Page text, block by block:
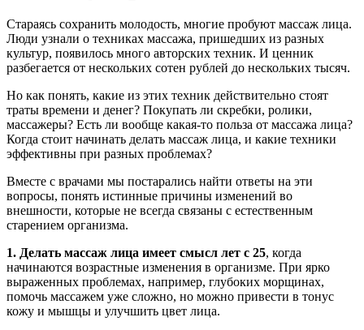
Стараясь сохранить молодость, многие пробуют массаж лица.
Люди узнали о техниках массажа, пришедших из разных
культур, появилось много авторских техник. И ценник
разбегается от нескольких сотен рублей до нескольких тысяч.
Но как понять, какие из этих техник действительно стоят
траты времени и денег? Покупать ли скребки, ролики,
массажеры? Есть ли вообще какая-то польза от массажа лица?
Когда стоит начинать делать массаж лица, и какие техники
эффективны при разных проблемах?
Вместе с врачами мы постарались найти ответы на эти
вопросы, понять истинные причины изменений во
внешности, которые не всегда связаны с естественным
старением организма.
1. Делать массаж лица имеет смысл лет с 25, когда
начинаются возрастные изменения в организме. При ярко
выраженных проблемах, например, глубоких морщинах,
помочь массажем уже сложно, но можно привести в тонус
кожу и мышцы и улучшить цвет лица.